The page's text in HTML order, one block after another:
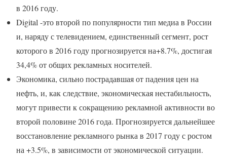
в 2016 году.
Digital -это второй по популярности тип медиа в России
и, наряду с телевидением, единственный сегмент, рост
которого в 2016 году прогнозируется на+8.7%, достигая
34,4% от общих рекламных носителей.
Экономика, сильно пострадавшая от падения цен на
нефть, и, как следствие, экономическая нестабильность,
могут привести к сокращению рекламной активности во
второй половине 2016 года. Прогнозируется дальнейшее
восстановление рекламного рынка в 2017 году с ростом
на +3.5%, в зависимости от экономической ситуации.